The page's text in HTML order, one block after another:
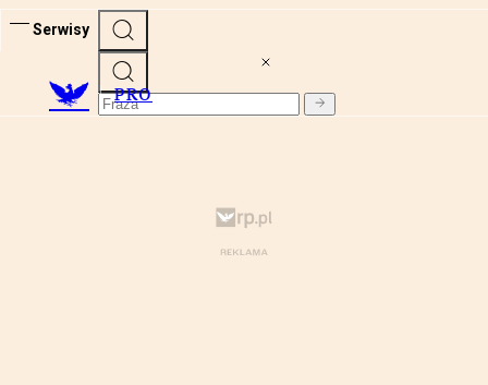
Serwisy
PRO